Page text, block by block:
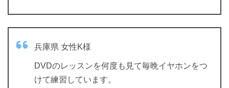
兵庫県 女性K様
DVDのレッスンを何度も見て毎晩イヤホンをつ
けて練習しています。